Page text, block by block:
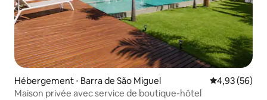
Hébergement ⋅ Barra de São Miguel Évaluation
4,93 (56)
Maison privée avec service de boutique-hôtel